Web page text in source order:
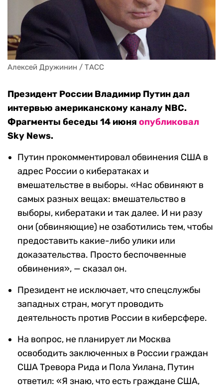
Алексей Дружинин / ТАСС
Президент России Владимир Путин дал
интервью американскому каналу NBC.
Фрагменты беседы 14 июня опубликовал
Sky News.
Путин прокомментировал обвинения США в
адрес России о кибератаках и
вмешательстве в выборы. «Нас обвиняют в
самых разных вещах: вмешательство в
выборы, кибератаки и так далее. И ни разу
они (обвиняющие) не озаботились тем, чтобы
предоставить какие-либо улики или
доказательства. Просто беспочвенные
обвинения», — сказал он.
Президент не исключает, что спецслужбы
западных стран, могут проводить
деятельность против России в киберсфере.
На вопрос, не планирует ли Москва
освободить заключенных в России граждан
США Тревора Рида и Пола Уилана, Путин
ответил: «Я знаю, что есть граждане США,